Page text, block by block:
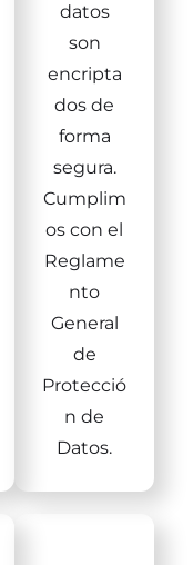
datos
son
encripta
dos de
forma
segura.
Cumplim
os con el
Reglame
nto
General
de
Protecció
n de
Datos.